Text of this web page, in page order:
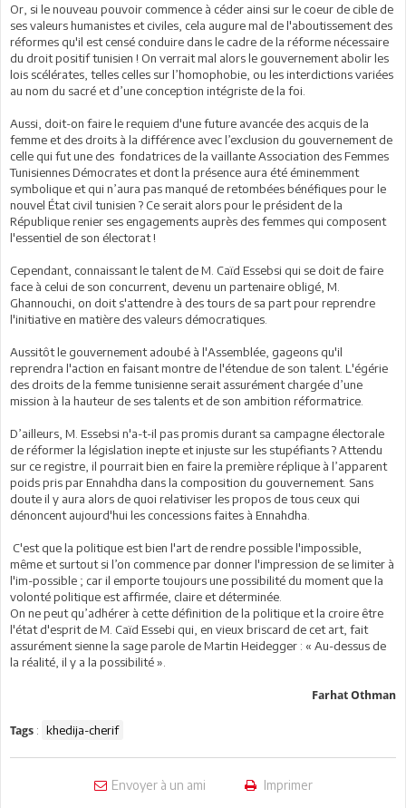
Or, si le nouveau pouvoir commence à céder ainsi sur le coeur de cible de
ses valeurs humanistes et civiles, cela augure mal de l'aboutissement des
réformes qu'il est censé conduire dans le cadre de la réforme nécessaire
du droit positif tunisien ! On verrait mal alors le gouvernement abolir les
lois scélérates, telles celles sur l’homophobie, ou les interdictions variées
au nom du sacré et d’une conception intégriste de la foi.
Aussi, doit-on faire le requiem d'une future avancée des acquis de la
femme et des droits à la différence avec l’exclusion du gouvernement de
celle qui fut une des fondatrices de la vaillante Association des Femmes
Tunisiennes Démocrates et dont la présence aura été éminemment
symbolique et qui n’aura pas manqué de retombées bénéfiques pour le
nouvel État civil tunisien ? Ce serait alors pour le président de la
République renier ses engagements auprès des femmes qui composent
l'essentiel de son électorat !
Cependant, connaissant le talent de M. Caïd Essebsi qui se doit de faire
face à celui de son concurrent, devenu un partenaire obligé, M.
Ghannouchi, on doit s'attendre à des tours de sa part pour reprendre
l'initiative en matière des valeurs démocratiques.
Aussitôt le gouvernement adoubé à l'Assemblée, gageons qu'il
reprendra l'action en faisant montre de l'étendue de son talent. L'égérie
des droits de la femme tunisienne serait assurément chargée d’une
mission à la hauteur de ses talents et de son ambition réformatrice.
D’ailleurs, M. Essebsi n'a-t-il pas promis durant sa campagne électorale
de réformer la législation inepte et injuste sur les stupéfiants ? Attendu
sur ce registre, il pourrait bien en faire la première réplique à l’apparent
poids pris par Ennahdha dans la composition du gouvernement. Sans
doute il y aura alors de quoi relativiser les propos de tous ceux qui
dénoncent aujourd'hui les concessions faites à Ennahdha.
C'est que la politique est bien l'art de rendre possible l'impossible,
même et surtout si l’on commence par donner l'impression de se limiter à
l'im-possible ; car il emporte toujours une possibilité du moment que la
volonté politique est affirmée, claire et déterminée.
On ne peut qu’adhérer à cette définition de la politique et la croire être
l'état d'esprit de M. Caïd Essebi qui, en vieux briscard de cet art, fait
assurément sienne la sage parole de Martin Heidegger : « Au-dessus de
la réalité, il y a la possibilité ».
Farhat Othman
Tags : khedija-cherif
Envoyer à un ami Imprimer